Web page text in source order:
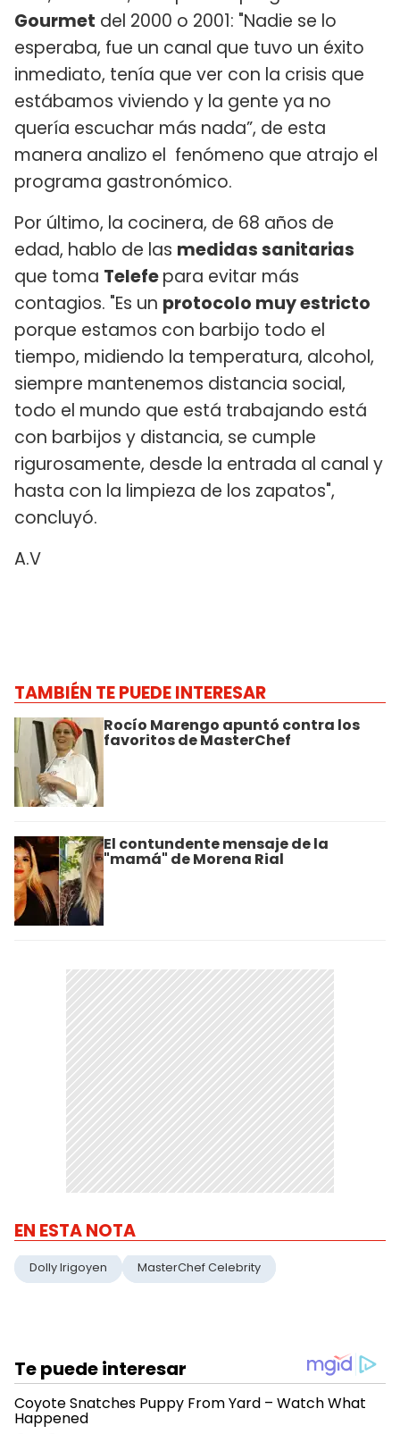
Gourmet del 2000 o 2001: "Nadie se lo
esperaba, fue un canal que tuvo un éxito
inmediato, tenía que ver con la crisis que
estábamos viviendo y la gente ya no
quería escuchar más nada”, de esta
manera analizo el fenómeno que atrajo el
programa gastronómico.
Por último, la cocinera, de 68 años de
edad, hablo de las medidas sanitarias
que toma Telefepara evitar más
contagios. "Es un protocolo muy estricto
porque estamos con barbijo todo el
tiempo, midiendo la temperatura, alcohol,
siempre mantenemos distancia social,
todo el mundo que está trabajando está
con barbijos y distancia, se cumple
rigurosamente, desde la entrada al canal y
hasta con la limpieza de los zapatos",
concluyó.
A.V
TAMBIÉN TE PUEDE INTERESAR
Rocío Marengo apuntó contra los
favoritos de MasterChef
El contundente mensaje de la
"mamá" de Morena Rial
EN ESTA NOTA
Dolly Irigoyen MasterChef Celebrity